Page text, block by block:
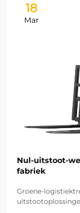
18
Mar
Nul-uitstoot-
fabriek
Groene-